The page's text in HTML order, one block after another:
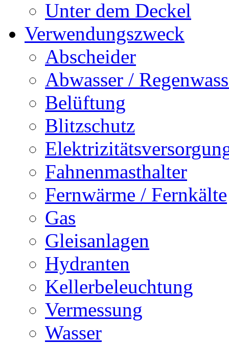
Unter dem Deckel
Verwendungszweck
Abscheider
Abwasser /
Belüftung
Blitzschutz
Fahnenmasthalter
Fernwärme / Fernkälte
Gas
Gleisanlagen
Hydranten
Kellerbeleuchtung
Vermessung
Wasser